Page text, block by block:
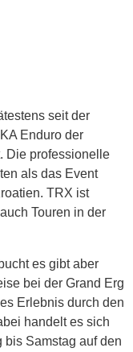
seit der
Enduro der
Die professionelle
als das Event
TRX ist
Touren in der
es gibt aber
bei der Grand Erg
Erlebnis durch den
handelt es sich
bis Samstag auf den